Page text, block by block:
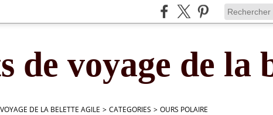
de voyage de la
DE LA BELETTE AGILE > CATEGORIES > OURS POLAIRE